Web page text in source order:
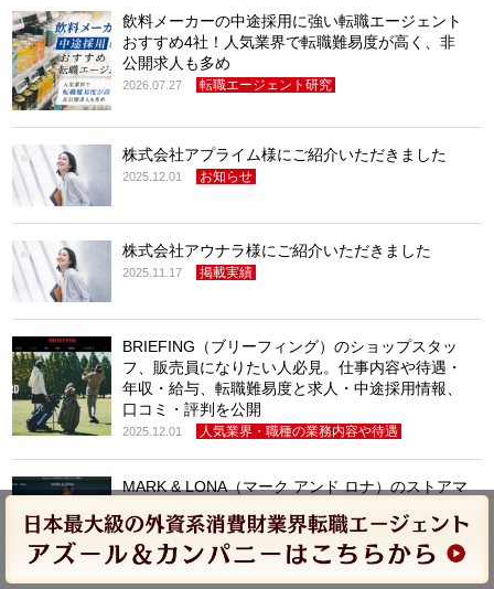
飲料メーカーの中途採用に強い転職エージェント
おすすめ4社！人気業界で転職難易度が高く、非
公開求人も多め
2026.07.27 転職エージェント研究
株式会社アプライム様にご紹介いただきました
2025.12.01 お知らせ
株式会社アウナラ様にご紹介いただきました
2025.11.17 掲載実績
BRIEFING（ブリーフィング）のショップスタッ
フ、販売員になりたい人必見。仕事内容や待遇・
年収・給与、転職難易度と求人・中途採用情報、
口コミ・評判を公開
2025.12.01 人気業界・職種の業務内容や待遇
MARK & LONA（マーク アンド ロナ）のストアマ
年収・給与、転職難易度と求人・中途採用情報、
口コミ・評判を公開